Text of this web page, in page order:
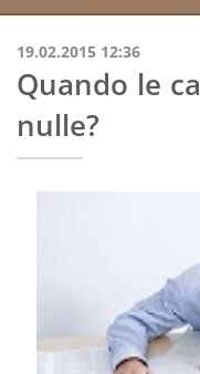
19.02.2015 12:36
Quando le
nulle?